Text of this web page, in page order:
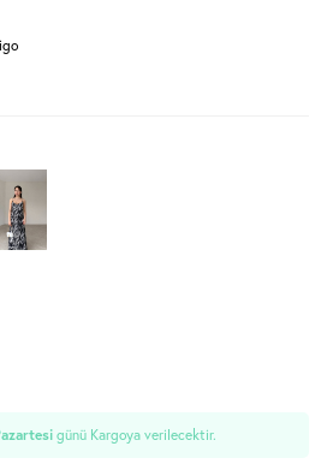
günü Kargoya verilecektir.